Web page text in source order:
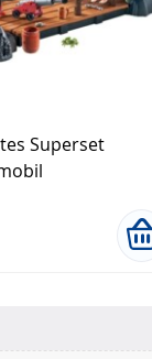
Superset